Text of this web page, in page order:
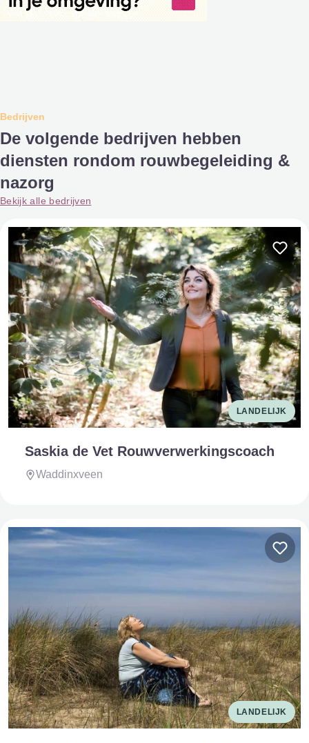
Bedrijven
De volgende bedrijven hebben
diensten rondom rouwbegeleiding &
nazorg
Bekijk alle bedrijven
LANDELIJK
Saskia de Vet Rouwverwerkingscoach
Waddinxveen
LANDELIJK